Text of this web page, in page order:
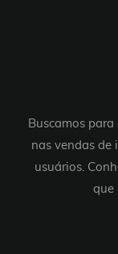
Buscamos
nas vendas de
usuários.
que